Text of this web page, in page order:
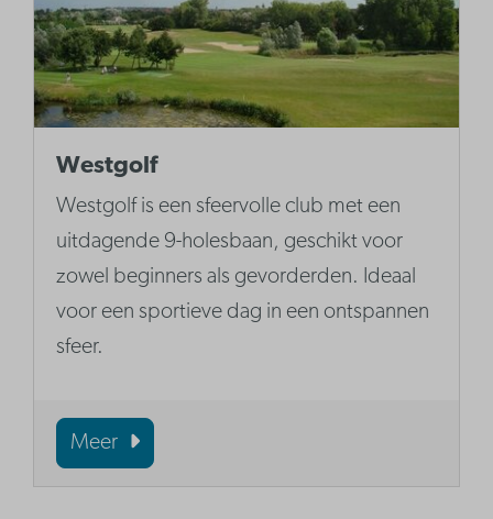
Westgolf
Westgolf is een sfeervolle club met een
uitdagende 9-holesbaan, geschikt voor
zowel beginners als gevorderden. Ideaal
voor een sportieve dag in een ontspannen
sfeer.
Meer